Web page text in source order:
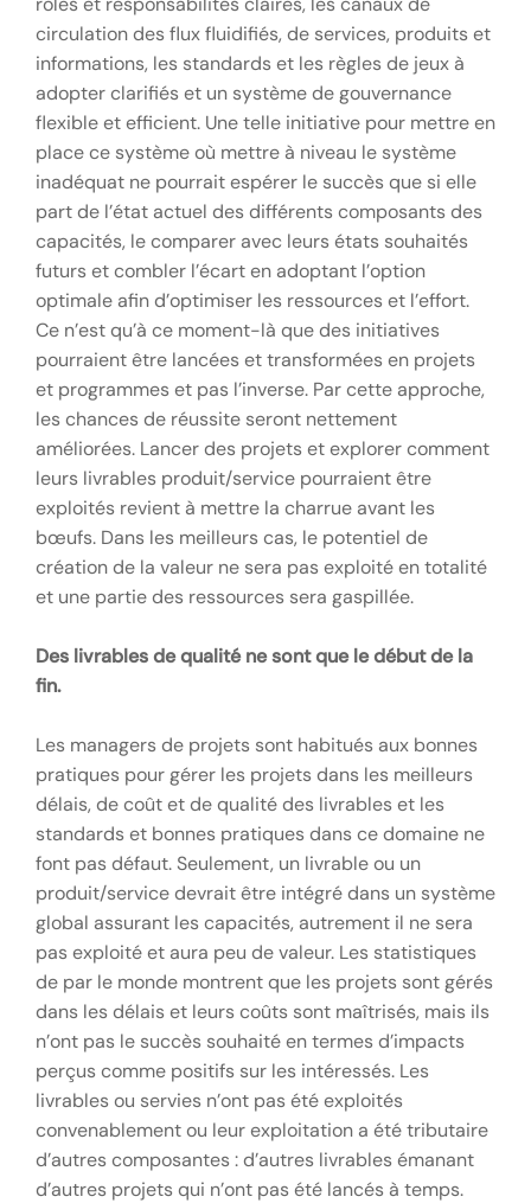
circulation des flux fluidifiés, de services, produits et
informations, les standards et les règles de jeux à
adopter clarifiés et un système de gouvernance
flexible et efficient. Une telle initiative pour mettre en
place ce système où mettre à niveau le système
inadéquat ne pourrait espérer le succès que si elle
part de l’état actuel des différents composants des
capacités, le comparer avec leurs états souhaités
futurs et combler l’écart en adoptant l’option
optimale afin d’optimiser les ressources et l’effort.
Ce n’est qu’à ce moment-là que des initiatives
pourraient être lancées et transformées en projets
et programmes et pas l’inverse. Par cette approche,
les chances de réussite seront nettement
améliorées. Lancer des projets et explorer comment
leurs livrables produit/service pourraient être
exploités revient à mettre la charrue avant les
bœufs. Dans les meilleurs cas, le potentiel de
création de la valeur ne sera pas exploité en totalité
et une partie des ressources sera gaspillée.
Des livrables de qualité ne sont que le début de la
fin.
Les managers de projets sont habitués aux bonnes
pratiques pour gérer les projets dans les meilleurs
délais, de coût et de qualité des livrables et les
standards et bonnes pratiques dans ce domaine ne
font pas défaut. Seulement, un livrable ou un
produit/service devrait être intégré dans un système
global assurant les capacités, autrement il ne sera
pas exploité et aura peu de valeur. Les statistiques
de par le monde montrent que les projets sont gérés
dans les délais et leurs coûts sont maîtrisés, mais ils
n’ont pas le succès souhaité en termes d’impacts
perçus comme positifs sur les intéressés. Les
livrables ou servies n’ont pas été exploités
convenablement ou leur exploitation a été tributaire
d’autres composantes : d’autres livrables émanant
d’autres projets qui n’ont pas été lancés à temps.